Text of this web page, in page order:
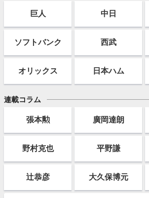
巨人 中日
ソフトバンク 西武
オリックス 日本ハム
連載コラム
張本勲 廣岡達朗
野村克也 平野謙
辻恭彦 大久保博元